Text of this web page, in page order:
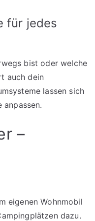
für jedes
bist oder welche
auch dein
lassen sich
anpassen.
–
eigenen Wohnmobil
dazu.